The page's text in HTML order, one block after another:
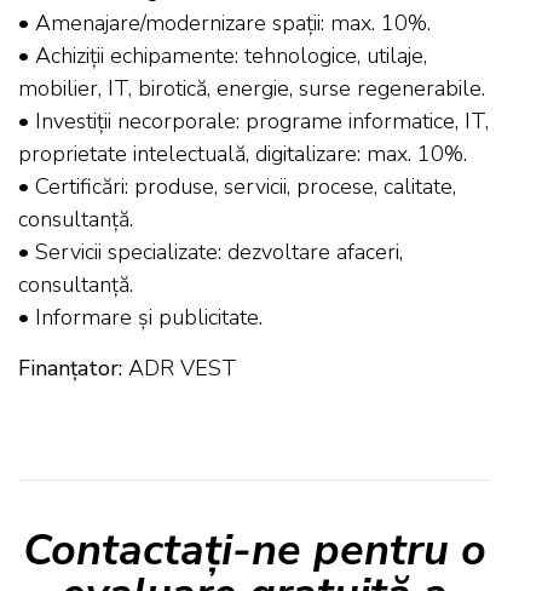
• Amenajare/modernizare spații: max. 10%.
• Achiziții echipamente: tehnologice, utilaje,
mobilier, IT, birotică, energie, surse regenerabile.
• Investiții necorporale: programe informatice, IT,
proprietate intelectuală, digitalizare: max. 10%.
• Certificări: produse, servicii, procese, calitate,
consultanță.
• Servicii specializate: dezvoltare afaceri,
consultanță.
• Informare și publicitate.
Finanțator: ADR VEST
Contactați-ne pentru o